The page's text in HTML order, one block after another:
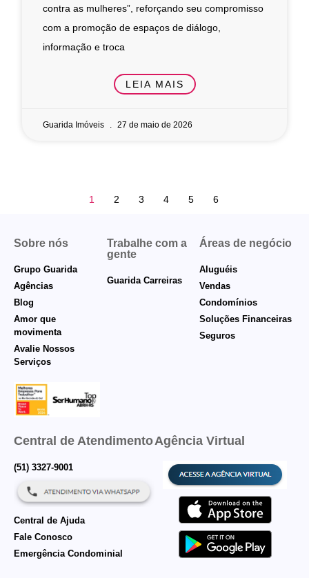
contra as mulheres”, reforçando seu compromisso
com a promoção de espaços de diálogo,
informação e troca
LEIA MAIS
Guarida Imóveis 27 de maio de 2026
1 2 3 4 5 6
Sobre nós
Grupo Guarida
Agências
Blog
Amor que
movimenta
Avalie Nossos
Serviços
Trabalhe com a
gente
Guarida Carreiras
Áreas de negócio
Aluguéis
Vendas
Condomínios
Soluções Financeiras
Seguros
Central de Atendimento
(51) 3327-9001
Central de Ajuda
Fale Conosco
Emergência Condominial
Agência Virtual